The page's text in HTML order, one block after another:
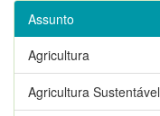
Assunto
Agricultura
Agricultura Sustentável